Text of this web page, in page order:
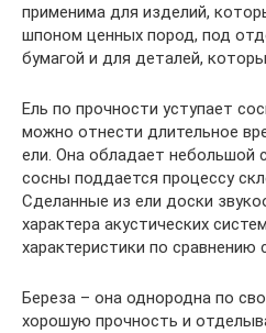
применима для изделий,
шпоном ценных пород, под
бумагой и для деталей,
Ель по прочности уступает
можно отнести длительное
ели. Она обладает небольшой
сосны поддается процессу
Сделанные из ели доски
характера акустических
характеристики по сравнению
Береза – она однородна по
хорошую прочность и